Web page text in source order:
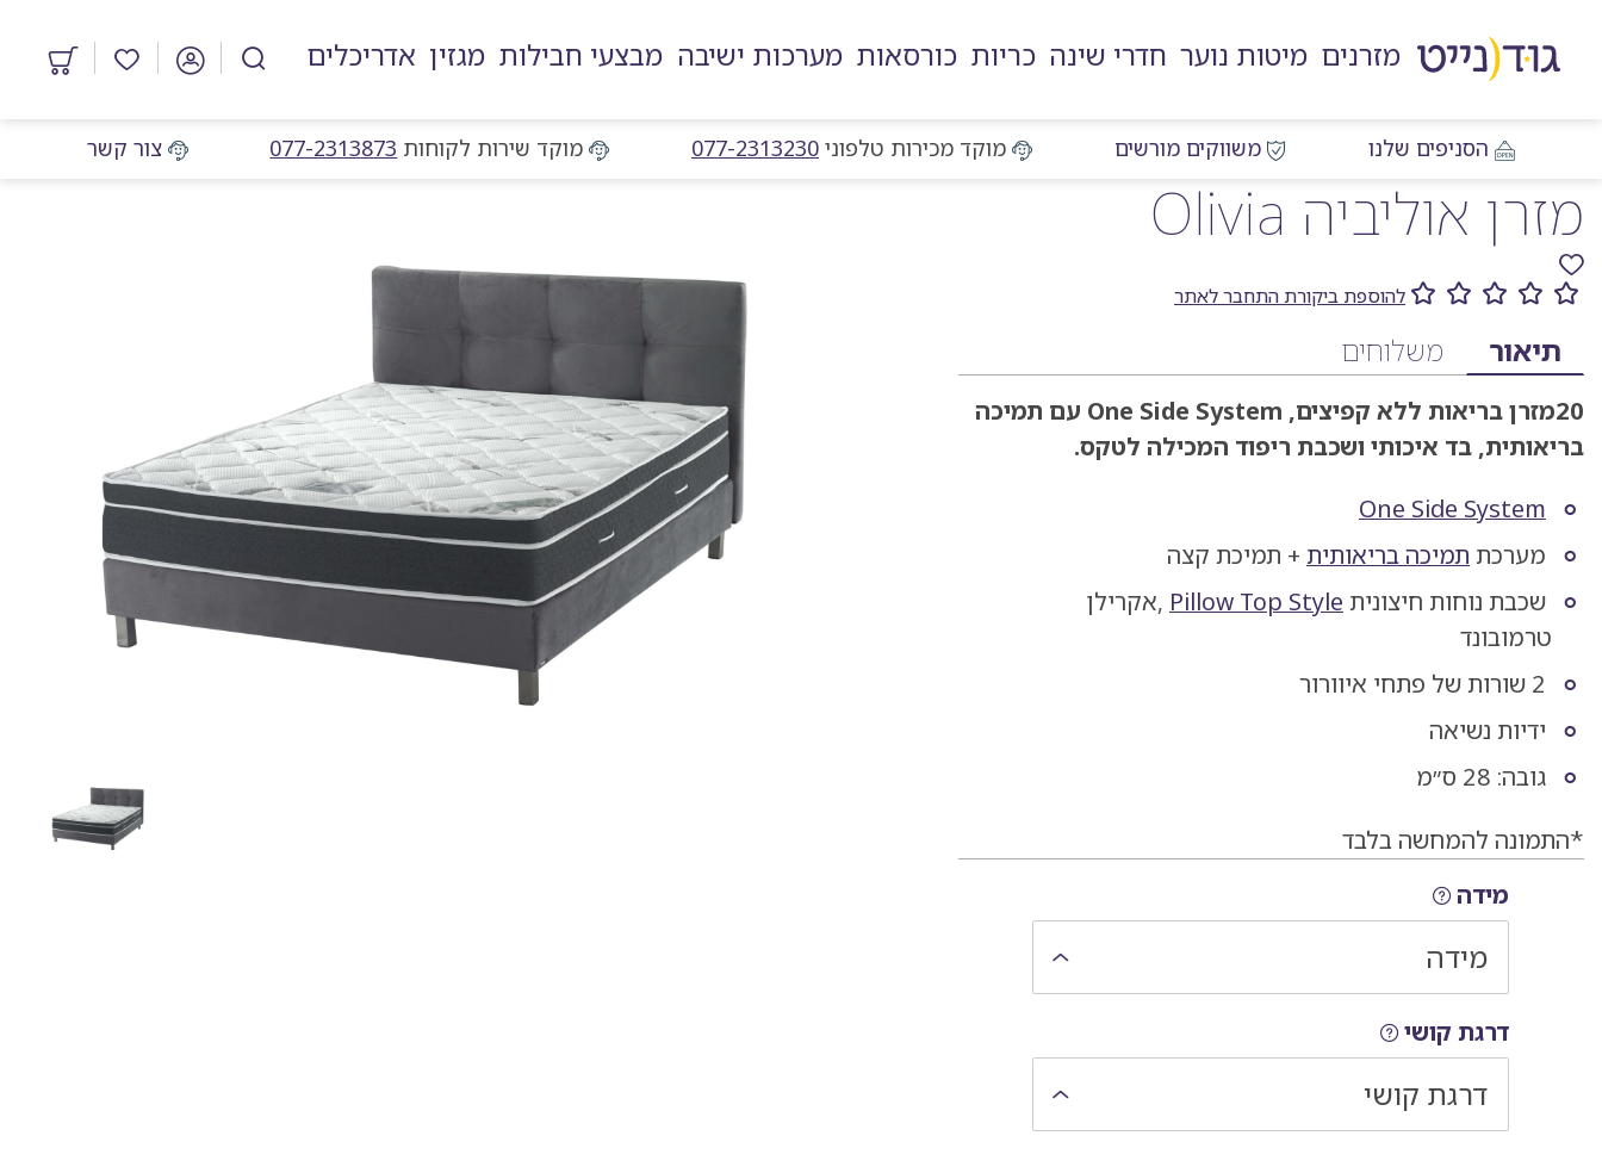
לאזור
לרכיב
חיפוש
לתפריט
ראשי
לתחתית
העמוד
מזרנים מיטות נוער חדרי שינה כריות כורסאות מערכות ישיבה מבצעי חבילות מגזין אדריכלים
מוצרים
הסניפים שלנו משווקים מורשים מוקד מכירות טלפוני מוקד מכירות טלפוני
077-2313230 מוקד שירות לקוחות מוקד שירות לקוחות
077-2313873 צור קשר
מזרן אוליביה Olivia
להוספת ביקורת התחבר לאתר
מידע
על
המוצר
הכולל
תיאור,
מפרט
ומשלוחים
תיאור משלוחים
20מזרן בריאות ללא קפיצים, One Side System עם תמיכה
בריאותית, בד איכותי ושכבת ריפוד המכילה לטקס.
One Side System
מערכת תמיכה בריאותית + תמיכת קצה
שכבת נוחות חיצונית Pillow Top Style ,אקרילן
טרמובונד
2 שורות של פתחי איוורור
ידיות נשיאה
גובה: 28 ס״מ
*התמונה להמחשה בלבד
בחירת הרכבת חלקי המוצר
מידה
מידה
דרגת קושי
דרגת קושי